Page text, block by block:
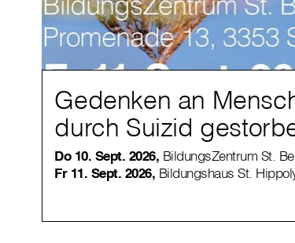
Gedenken an
durch Suizid
Do 10. Sept. 2026, BildungsZentrum St.
Fr 11. Sept. 2026, Bildungshaus St.